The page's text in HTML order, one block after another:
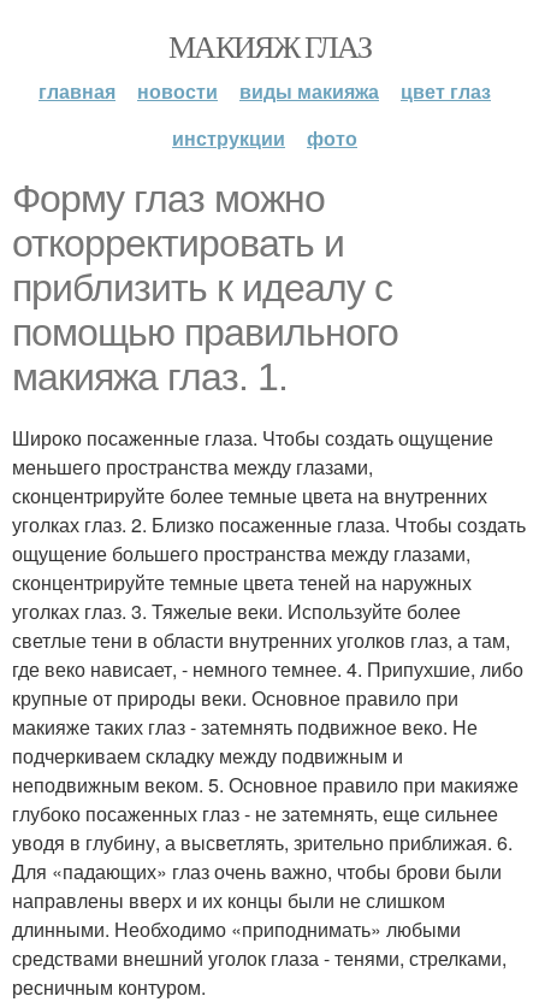
МАКИЯЖ ГЛАЗ
главная новости виды макияжа
цвет глаз
инструкции
фото
Форму глаз можно
откорректировать и
приблизить к идеалу с
помощью правильного
макияжа глаз. 1.
Широко посаженные глаза. Чтобы создать ощущение
меньшего пространства между глазами,
сконцентрируйте более темные цвета на внутренних
уголках глаз. 2. Близко посаженные глаза. Чтобы создать
ощущение большего пространства между глазами,
сконцентрируйте темные цвета теней на наружных
уголках глаз. 3. Тяжелые веки. Используйте более
светлые тени в области внутренних уголков глаз, а там,
где веко нависает, - немного темнее. 4. Припухшие, либо
крупные от природы веки. Основное правило при
макияже таких глаз - затемнять подвижное веко. Не
подчеркиваем складку между подвижным и
неподвижным веком. 5. Основное правило при макияже
глубоко посаженных глаз - не затемнять, еще сильнее
уводя в глубину, а высветлять, зрительно приближая. 6.
Для «падающих» глаз очень важно, чтобы брови были
направлены вверх и их концы были не слишком
длинными. Необходимо «приподнимать» любыми
средствами внешний уголок глаза - тенями, стрелками,
ресничным контуром.